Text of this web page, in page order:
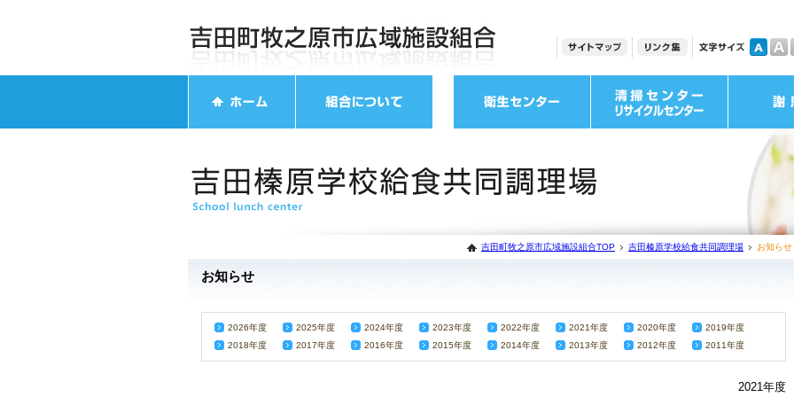
吉田町牧之原市広域施設組合TOP 吉田榛原学校給食共同調理場 お知らせ
お知らせ
2026年度 2025年度 2024年度 2023年度 2022年度 2021年度 2020年度
2019年度
2018年度
2017年度 2016年度 2015年度 2014年度 2013年度 2012年度 2011年度
2021年度